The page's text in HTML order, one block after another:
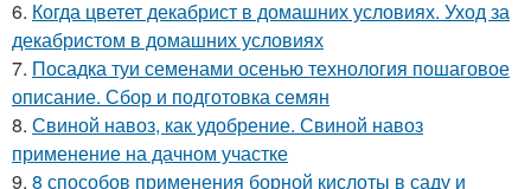
6. Когда цветет декабрист в домашних условиях. Уход за
декабристом в домашних условиях
7. Посадка туи семенами осенью технология пошаговое
описание. Сбор и подготовка семян
8. Свиной навоз, как удобрение. Свиной навоз
применение на дачном участке
9. 8 способов применения борной кислоты в саду и